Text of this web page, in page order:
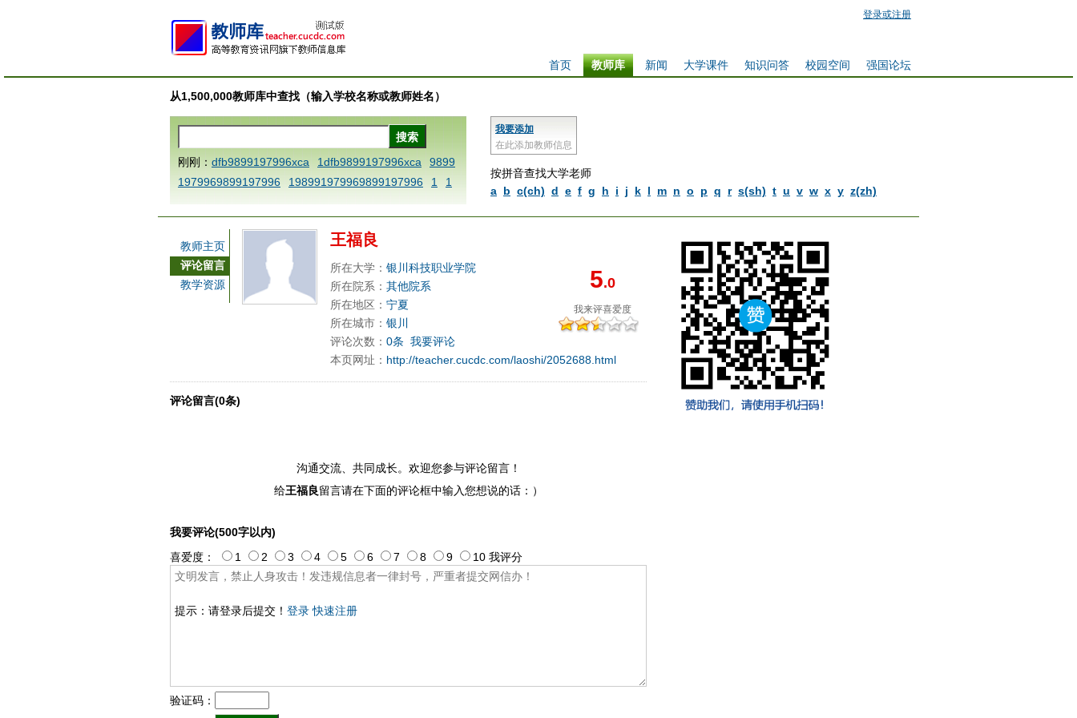
登录或注册
强国论坛
校园空间
知识问答
大学课件
新闻
教师库
首页
从1,500,000教师库中查找（输入学校名称或教师姓名）
我要添加
在此添加教师信息
按拼音查找大学老师
a b c(ch) d e f g h i j k l m n o p q r s(sh) t u v w x y z(zh)
刚刚： dfb9899197996xca 1dfb9899197996xca
9899
1979969899197996
198991979969899197996 1
1
AAABBBCCCdefine blablaenddefine dfbxyzendtemplat
a
1dfbmath key98991 methodmultiply operand97996x
ca
1dfbsetx9899197996xxca 1dfbthisxca
1dfbxca12
3
1dfbzzzzzzzzbbbccccdddeeexcareplacezo
1printdf
b 9899197996 xca
AAABBBCCCdefine blablaenddefin
e dfbxyzendtemplate dfbCCCBBBAAA
dfb
dfb989919
dfbmath key98991 methodmulti
dfbsetx9899197996xxca
教师主页
评论留言
教学资源
王福良
5.0
我来评喜爱度
所在大学： 银川科技职业学院
所在院系： 其他院系
所在地区： 宁夏
所在城市： 银川
评论次数： 0条 我要评论
本页网址： http://teacher.cucdc.com/laoshi/2052688.html
评论留言(0条)
沟通交流、共同成长。欢迎您参与评论留言！
给王福良留言请在下面的评论框中输入您想说的话：）
我要评论(500字以内)
提示：请登录后提交！ 登录 快速注册
喜爱度： 1 2 3 4 5 6 7 8 9 10 我评分
验证码：